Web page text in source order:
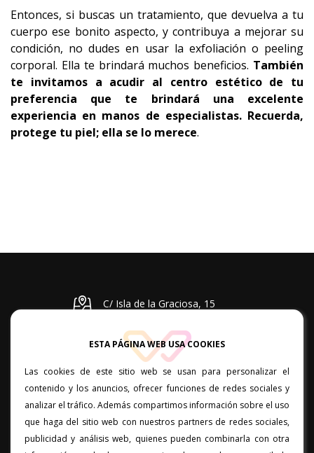
ESTA PÁGINA WEB USA COOKIES
Las cookies de este sitio web se usan para personalizar el
contenido y los anuncios, ofrecer funciones de redes sociales y
analizar el tráfico. Además compartimos información sobre el uso
que haga del sitio web con nuestros partners de redes sociales,
publicidad y análisis web, quienes pueden combinarla con otra
Entonces, si buscas un tratamiento, que devuelva a tu
cuerpo ese bonito aspecto, y contribuya a mejorar su
condición, no dudes en usar la exfoliación o peeling
corporal. Ella te brindará muchos beneficios. También
te invitamos a acudir al centro estético de tu
preferencia que te brindará una excelente
experiencia en manos de especialistas. Recuerda,
protege tu piel; ella se lo merece.
C/ Isla de la Graciosa, 15
Lunes a viernes: 10:00 a 20:00
828 05 67 67 / 637 34 94 14
C/ Poeta Pedro Lezcano, local
11. 35400. Arucas. Las Palmas